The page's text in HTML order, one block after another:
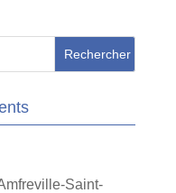
Saint-